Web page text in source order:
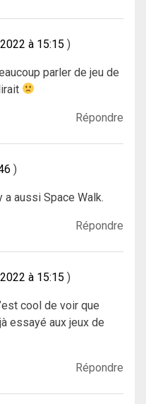
à 15:15
parler de jeu de
Répondre
aussi Space Walk.
Répondre
à 15:15
cool de voir que
essayé aux jeux de
Répondre